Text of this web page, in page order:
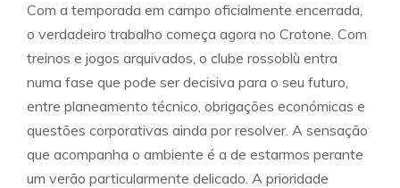
Com a temporada em campo oficialmente encerrada,
o verdadeiro trabalho começa agora no Crotone. Com
treinos e jogos arquivados, o clube rossoblù entra
numa fase que pode ser decisiva para o seu futuro,
entre planeamento técnico, obrigações económicas e
questões corporativas ainda por resolver. A sensação
que acompanha o ambiente é a de estarmos perante
um verão particularmente delicado. A prioridade